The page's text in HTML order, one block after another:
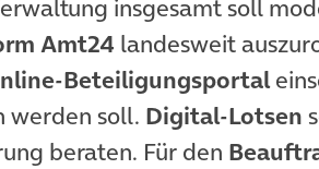
insgesamt soll
Amt24 landesweit
Beteiligungsportal
werden soll. Digital-Lotsen
beraten. Für den